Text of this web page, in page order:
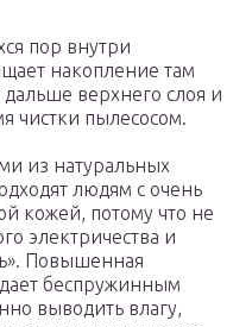
пор внутри
накопление там
верхнего слоя и
чистки пылесосом.
из натуральных
людям с очень
кожей, потому что не
электричества и
Повышенная
беспружинным
выводить влагу,